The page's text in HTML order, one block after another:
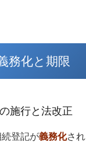
務化と期限
施行と法改正
登記が義務化さ